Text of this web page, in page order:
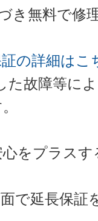
き無料で修
の詳細はこ
た故障等に
をプラス
で延長保証